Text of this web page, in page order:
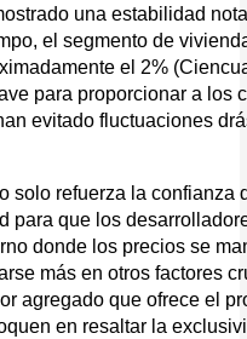
una estabilidad
el segmento de
el 2%
para proporcionar a los
evitado fluctuaciones
solo refuerza la confianza
para que los
donde los precios se
más en otros factores
agregado que ofrece el
en resaltar la